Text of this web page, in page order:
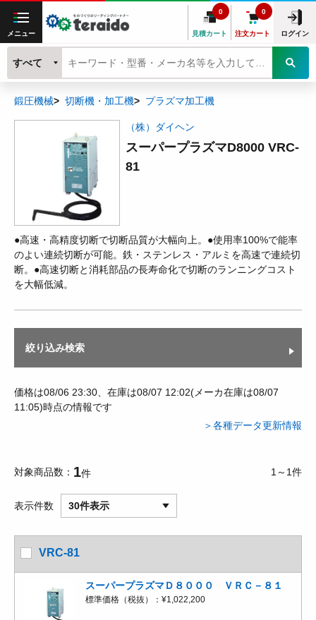
メニュー 見積カート
0
注文カート
0
ログイン
すべて
鍛圧機械 切断機・加工機 プラズマ加工機
（株）ダイヘン
スーパープラズマD8000 VRC-
81
●高速・高精度切断で切断品質が大幅向上。●使用率100%で能率
のよい連続切断が可能。鉄・ステンレス・アルミを高速で連続切
断。●高速切断と消耗部品の長寿命化で切断のランニングコスト
を大幅低減。
絞り込み検索
価格は08/06 23:30、在庫は08/07 12:02(メーカ在庫は08/07
11:05)時点の情報です
＞各種データ更新情報
対象商品数 1件 1～1件
表示件数 30件表示
VRC-81
スーパープラズマＤ８０００ ＶＲＣ－８１
標準価格（税抜）： ¥1,022,200